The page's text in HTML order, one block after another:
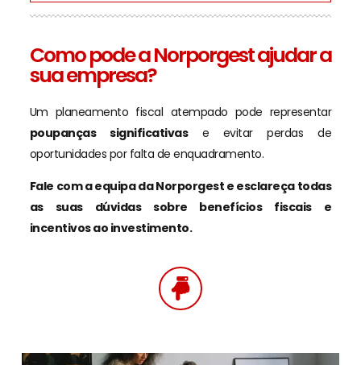
Como pode a Norporgest ajudar a
sua empresa?
Um planeamento fiscal atempado pode representar
poupanças significativase evitar perdas de
oportunidades por falta de enquadramento.
Fale com a equipa da Norporgest e esclareça todas
as suas dúvidas sobre benefícios fiscais e
incentivos ao investimento.